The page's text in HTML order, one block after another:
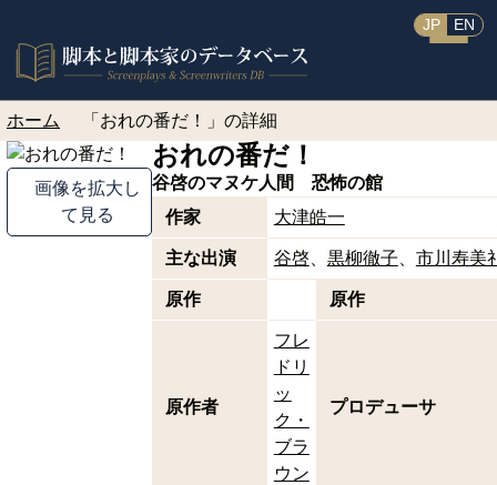
JP EN
ホーム 「おれの番だ！」の詳細
画像を拡大し
て見る
おれの番だ！
谷啓のマヌケ人間 恐怖の館
作家
大津皓一
主な出演 谷啓 黒柳徹子 市川寿美
原作 原作
原作者
フレ
ドリ
ッ
ク・
ブラ
ウン
プロデューサ